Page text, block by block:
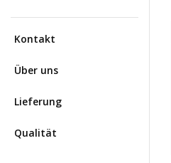
Kontakt
Über uns
Lieferung
Qualität